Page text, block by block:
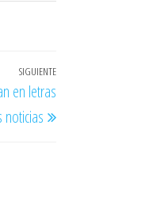
Entrada
SIGUIENTE
en letras
noticias